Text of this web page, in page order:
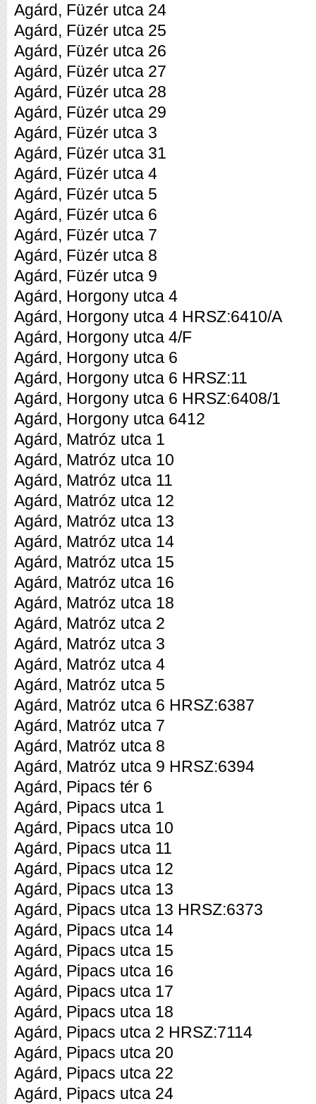
Agárd, Füzér utca 24
Agárd, Füzér utca 25
Agárd, Füzér utca 26
Agárd, Füzér utca 27
Agárd, Füzér utca 28
Agárd, Füzér utca 29
Agárd, Füzér utca 3
Agárd, Füzér utca 31
Agárd, Füzér utca 4
Agárd, Füzér utca 5
Agárd, Füzér utca 6
Agárd, Füzér utca 7
Agárd, Füzér utca 8
Agárd, Füzér utca 9
Agárd, Horgony utca 4
Agárd, Horgony utca 4 HRSZ:6410/A
Agárd, Horgony utca 4/F
Agárd, Horgony utca 6
Agárd, Horgony utca 6 HRSZ:11
Agárd, Horgony utca 6 HRSZ:6408/1
Agárd, Horgony utca 6412
Agárd, Matróz utca 1
Agárd, Matróz utca 10
Agárd, Matróz utca 11
Agárd, Matróz utca 12
Agárd, Matróz utca 13
Agárd, Matróz utca 14
Agárd, Matróz utca 15
Agárd, Matróz utca 16
Agárd, Matróz utca 18
Agárd, Matróz utca 2
Agárd, Matróz utca 3
Agárd, Matróz utca 4
Agárd, Matróz utca 5
Agárd, Matróz utca 6 HRSZ:6387
Agárd, Matróz utca 7
Agárd, Matróz utca 8
Agárd, Matróz utca 9 HRSZ:6394
Agárd, Pipacs tér 6
Agárd, Pipacs utca 1
Agárd, Pipacs utca 10
Agárd, Pipacs utca 11
Agárd, Pipacs utca 12
Agárd, Pipacs utca 13
Agárd, Pipacs utca 13 HRSZ:6373
Agárd, Pipacs utca 14
Agárd, Pipacs utca 15
Agárd, Pipacs utca 16
Agárd, Pipacs utca 17
Agárd, Pipacs utca 18
Agárd, Pipacs utca 2 HRSZ:7114
Agárd, Pipacs utca 20
Agárd, Pipacs utca 22
Agárd, Pipacs utca 24